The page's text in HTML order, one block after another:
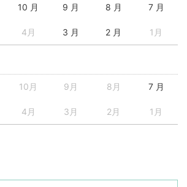
10 月 9 月 8 月 7 月
4月 3 月 2 月 1月
10月 9月 8月 7 月
4月 3月 2月 1月